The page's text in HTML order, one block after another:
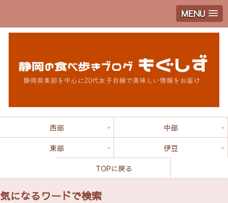
MENU
西部
中部
東部
伊豆
TOPに戻る
気になるワードで検索